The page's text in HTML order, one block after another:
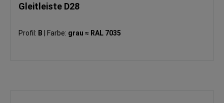
Gleitleiste D28
Profil: B Farbe: grau ≈ RAL 7035